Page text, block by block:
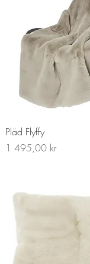
Pläd Flyffy
Pris
1 495,00 kr